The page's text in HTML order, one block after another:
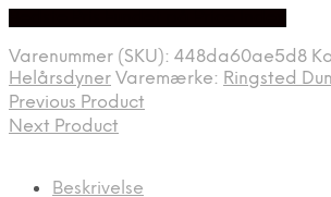
3.399,00 kr..2.049,00 kr..
Varenummer (SKU): 448da60ae5d8
Helårsdyner Varemærke: Ringsted Dun
Previous Product
Next Product
Beskrivelse